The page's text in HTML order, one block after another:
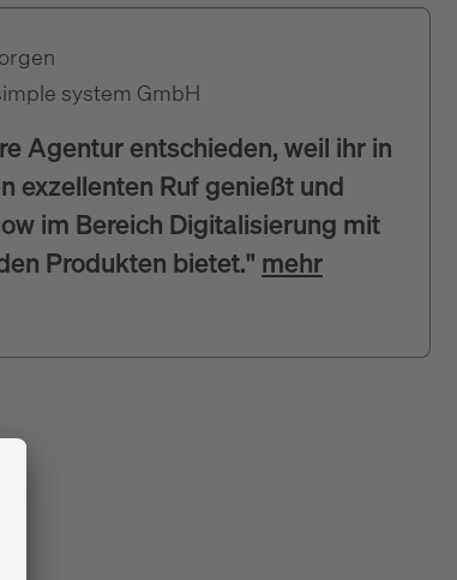
system GmbH
Agentur entschieden, weil ihr in
exzellenten Ruf genießt und
im Bereich Digitalisierung mit
Produkten bietet." mehr